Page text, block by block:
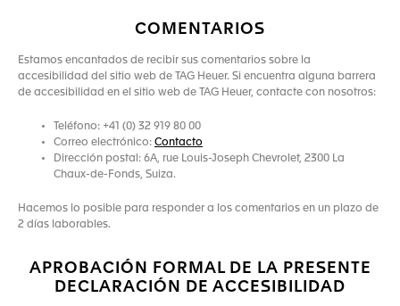
COMENTARIOS
Estamos encantados de recibir sus comentarios sobre la
accesibilidad del sitio web de TAG Heuer. Si encuentra alguna barrera
de accesibilidad en el sitio web de TAG Heuer, contacte con nosotros:
Teléfono: +41 (0) 32 919 80 00
Correo electrónico: Contacto
Dirección postal: 6A, rue Louis-Joseph Chevrolet, 2300 La
Chaux-de-Fonds, Suiza.
Hacemos lo posible para responder a los comentarios en un plazo de
2 días laborables.
APROBACIÓN FORMAL DE LA PRESENTE
DECLARACIÓN DE ACCESIBILIDAD